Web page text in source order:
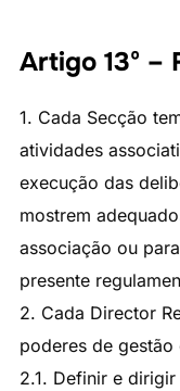
Artigo 13º –
1. Cada Secção
atividades
execução das
mostrem
associação ou
presente
2. Cada Director
poderes de
2.1. Definir e